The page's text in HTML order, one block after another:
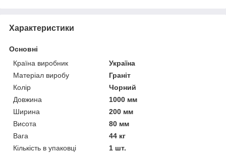
Характеристики
Основні
Країна виробник
Україна
Матеріал виробу
Граніт
Колір
Чорний
Довжина
1000 мм
Ширина
200 мм
Висота
80 мм
Вага
44 кг
Кількість в упаковці
1 шт.